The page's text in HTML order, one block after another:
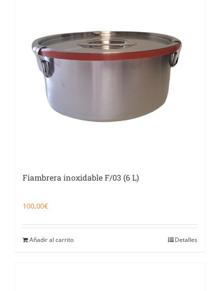
Fiambrera inoxidable F/03 (6 L)
100,00€
Añadir al carrito Detalles